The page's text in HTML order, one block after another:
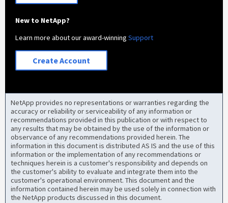
New to NetApp?
Learn more about our award-winningSupport
Create Account
NetApp provides no representations or warranties regarding the
accuracy or reliability or serviceability of any information or
recommendations provided in this publication or with respect to
any results that may be obtained by the use of the information or
observance of any recommendations provided herein. The
information in this document is distributed AS IS and the use of this
information or the implementation of any recommendations or
techniques herein is a customer's responsibility and depends on
the customer's ability to evaluate and integrate them into the
customer's operational environment. This document and the
information contained herein may be used solely in connection with
the NetApp products discussed in this document.